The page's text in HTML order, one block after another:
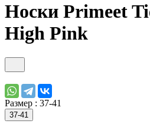
Носки Primeet
High Pink
Размер : 37-41
37-41